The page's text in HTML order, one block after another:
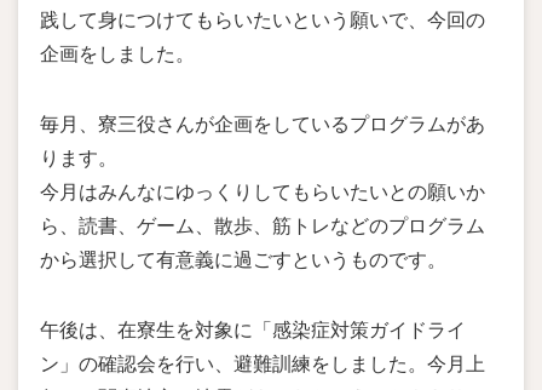
践して身につけてもらいたいという願いで、今回の
企画をしました。
毎月、寮三役さんが企画をしているプログラムがあ
ります。
今月はみんなにゆっくりしてもらいたいとの願いか
ら、読書、ゲーム、散歩、筋トレなどのプログラム
から選択して有意義に過ごすというものです。
午後は、在寮生を対象に「感染症対策ガイドライ
ン」の確認会を行い、避難訓練をしました。今月上